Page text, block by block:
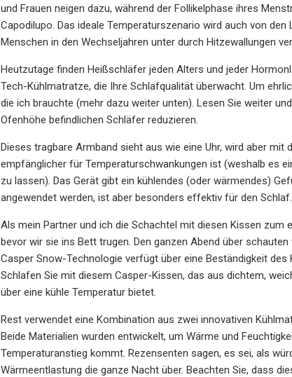
und Frauen neigen dazu, während der Follikelphase ihres
Capodilupo. Das ideale Temperaturszenario wird auch von
Menschen in den Wechseljahren unter durch Hitzewallungen
Heutzutage finden Heißschläfer jeden Alters und jeder
Tech-Kühlmatratze, die Ihre Schlafqualität überwacht. Um
die ich brauchte (mehr dazu weiter unten). Lesen Sie weiter
Ofenhöhe befindlichen Schläfer reduzieren.
Dieses tragbare Armband sieht aus wie eine Uhr, wird aber
empfänglicher für Temperaturschwankungen ist (weshalb es
zu lassen). Das Gerät gibt ein kühlendes (oder wärmendes)
angewendet werden, ist aber besonders effektiv für den Schlaf.
Als mein Partner und ich die Schachtel mit diesen Kissen
bevor wir sie ins Bett trugen. Den ganzen Abend über
Casper Snow-Technologie verfügt über eine Beständigkeit
Schlafen Sie mit diesem Casper-Kissen, das aus dichtem,
über eine kühle Temperatur bietet.
Rest verwendet eine Kombination aus zwei innovativen
Beide Materialien wurden entwickelt, um Wärme und
Temperaturanstieg kommt. Rezensenten sagen, es sei, als
Wärmeentlastung die ganze Nacht über. Beachten Sie, dass